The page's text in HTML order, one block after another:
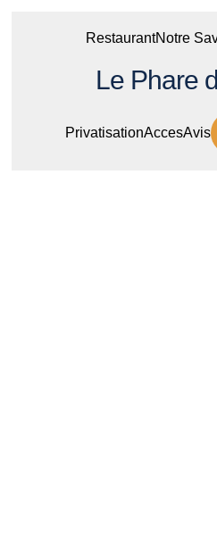
RestaurantNotre
Le Phare
PrivatisationAccesAvis